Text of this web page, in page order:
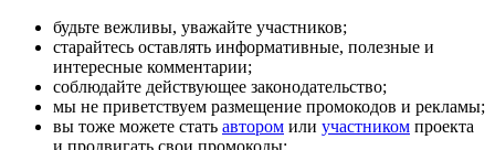
будьте вежливы, уважайте участников;
старайтесь оставлять информативные, полезные и
интересные комментарии;
соблюдайте действующее законодательство;
мы не приветствуем размещение промокодов и рекламы;
вы тоже можете стать автором или участником проекта
и продвигать свои промокоды;